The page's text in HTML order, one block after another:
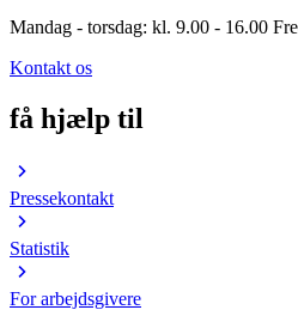
Mandag - torsdag: kl. 9.00 - 16.00
Kontakt os
få hjælp til
Pressekontakt
Statistik
For arbejdsgivere